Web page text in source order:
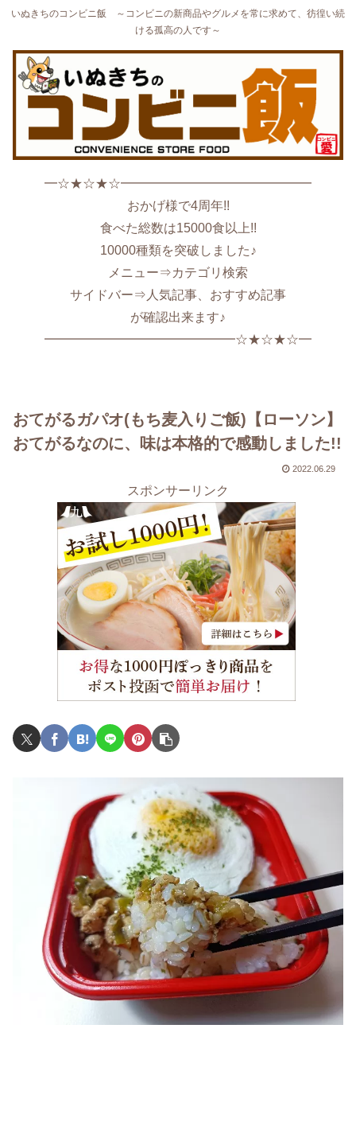
いぬきちのコンビニ飯 ～コンビニの新商品やグルメを常に求めて、彷徨い続
ける孤高の人です～
━☆★☆★☆━━━━━━━━━━━━━━━
おかげ様で4周年!!
食べた総数は15000食以上!!
10000種類を突破しました♪
メニュー⇒カテゴリ検索
サイドバー⇒人気記事、おすすめ記事
が確認出来ます♪
━━━━━━━━━━━━━━━☆★☆★☆━
おてがるガパオ(もち麦入りご飯)【ローソン】
おてがるなのに、味は本格的で感動しました!!
2022.06.29
スポンサーリンク